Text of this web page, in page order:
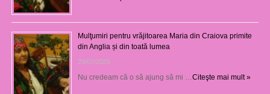
Mulţumiri pentru vrăjitoarea Maria din Craiova primite
din Anglia și din toată lumea
29/07/2026
Nu credeam că o să ajung să mi … Citeşte mai mult »